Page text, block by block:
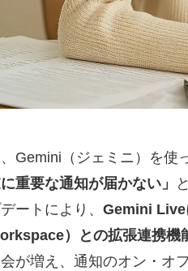
Gemini（ジェミニ）を使
に重要な通知が届かない」
ートにより、 Gemini Live
）との拡張連携機
が増え、通知のオン・オ